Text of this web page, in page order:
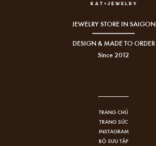
JEWELRY STORE IN SAIGON
DESIGN & MADE TO ORDER
Since 2012
TRANG CHỦ
TRANG SỨC
INSTAGRAM
BỘ SƯU TẬP